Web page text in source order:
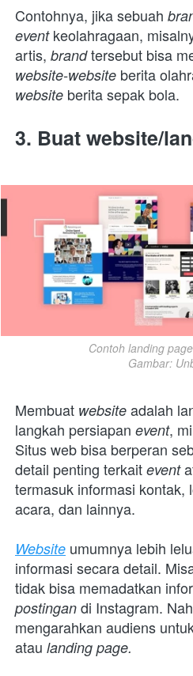
Contohnya, jika sebuah
event keolahragaan,
artis, brand tersebut bisa
website-website
website berita sepak bola.
3. Buat website/
Contoh landing
Gambar:
Membuat website adalah
langkah persiapan event,
Situs web bisa berperan
detail penting terkait event
termasuk informasi kontak,
acara, dan lainnya.
Website umumnya lebih
informasi secara detail.
tidak bisa memadatkan
postingan di Instagram.
mengarahkan audiens
atau landing page.